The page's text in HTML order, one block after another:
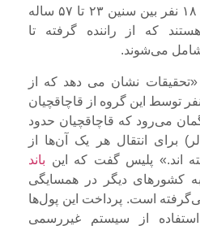
پلیس گفت که در مجموع ۱۸ نفر بین سنین ۲۳ تا ۵۷ ساله
که از راننده گرفته تا
شامل می‌شوند.
نشان می دهد که از
دسمبر ۲۰۲۲ حداقل ۱۴۰ نفر توسط این گروه از قاچاقچیان
می‌رود که قاچاقچیان حدود
(تقریباً ۷۷۵ دالر) برای انتقال هر یک آن‌ها از
اند.» پلیس گفت که این باند
به کشورهای دیگر در همسایگی
دیگر می‌گرفته است. پرداخت این پول‌ها
از سیستم غیررسمی